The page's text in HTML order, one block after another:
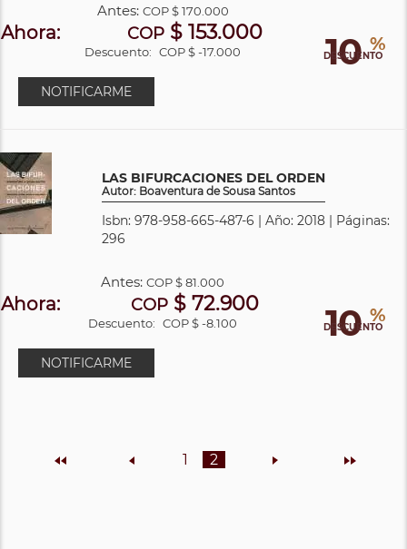
10 %
DESCUENTO
Antes: COP$ 170.000
Ahora: COP$ 153.000
Descuento: COP $ -17.000
NOTIFICARME
LAS BIFURCACIONES DEL ORDEN
Autor: Boaventura de Sousa Santos
Isbn: 978-958-665-487-6 | Año: 2018 | Páginas:
296
10 %
DESCUENTO
Antes:COP$ 81.000
Ahora: COP$ 72.900
Descuento: COP $ -8.100
NOTIFICARME
Inicio Anterior 1 2 Siguiente Final